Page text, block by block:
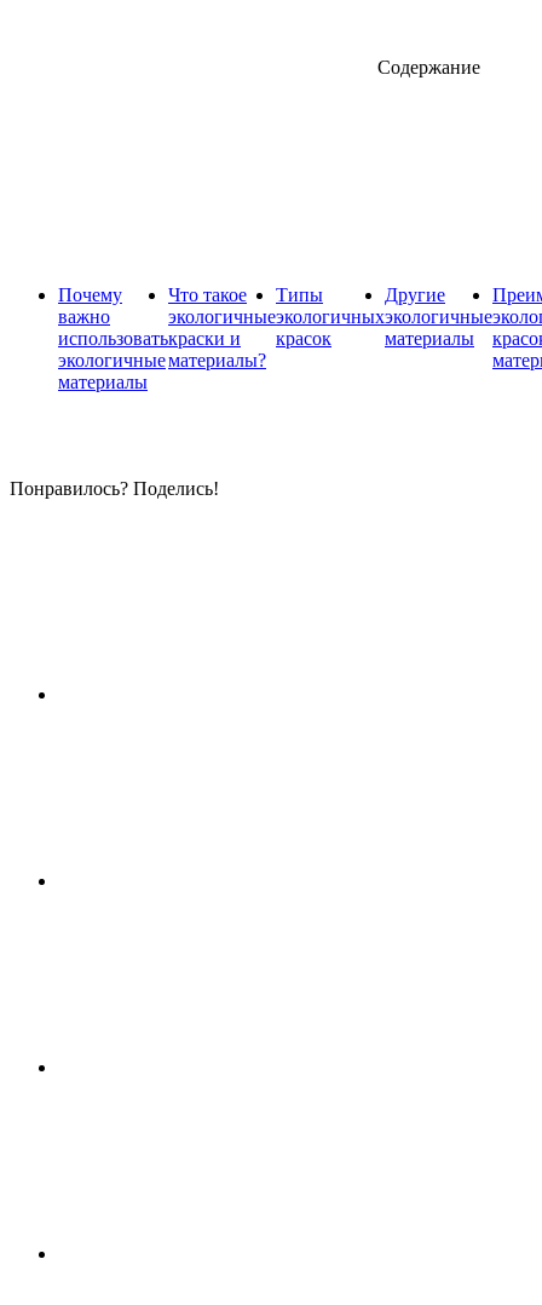
Содержание
Почему
важно
использовать
экологичные
материалы
Что такое
экологичные
краски и
материалы?
Типы
экологичных
красок
Другие
экологичные
материалы
Понравилось? Поделись!